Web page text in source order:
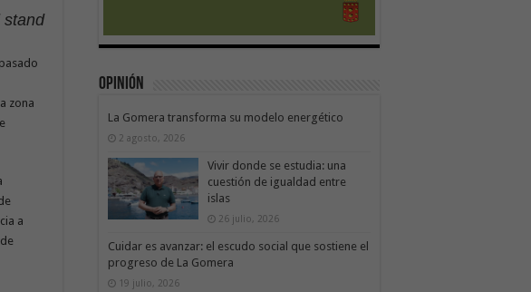
stand
zona
a
Opinión
La Gomera transforma su modelo energético
2 agosto, 2026
Vivir donde se estudia: una
cuestión de igualdad entre
islas
26 julio, 2026
Cuidar es avanzar: el escudo social que sostiene el
progreso de La Gomera
19 julio, 2026